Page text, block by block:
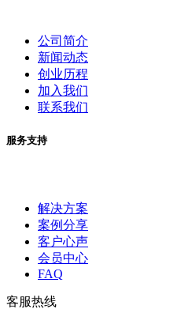
公司简介
新闻动态
创业历程
加入我们
联系我们
服务支持
解决方案
案例分享
客户心声
会员中心
FAQ
客服热线